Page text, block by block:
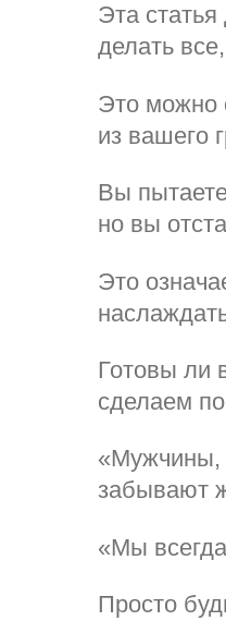
Эта статья
делать
Это можно
из вашего
Вы
но вы
Это
Готовы ли
сделаем
«Мужчины,
забывают
«Мы
Просто